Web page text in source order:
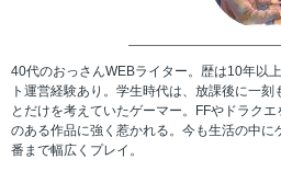
40代のおっさんWEBライター。歴は10年以
ト運営経験あり。学生時代は、放課後に一
とだけを考えていたゲーマー。FFやドラク
のある作品に強く惹かれる。今も生活の中に
番まで幅広くプレイ。